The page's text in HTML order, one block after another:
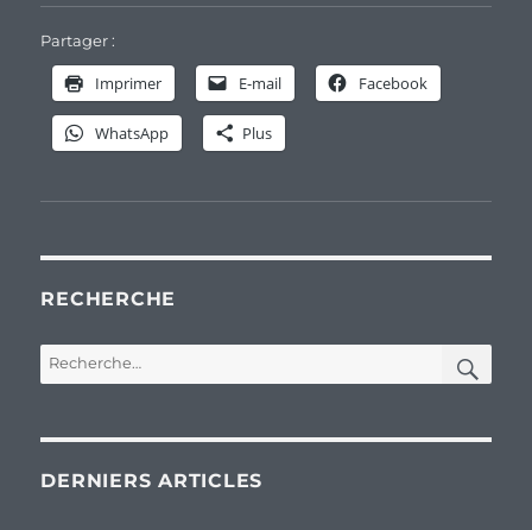
Partager :
Imprimer E-mail Facebook
WhatsApp Plus
RECHERCHE
Recherche
pour :
DERNIERS ARTICLES